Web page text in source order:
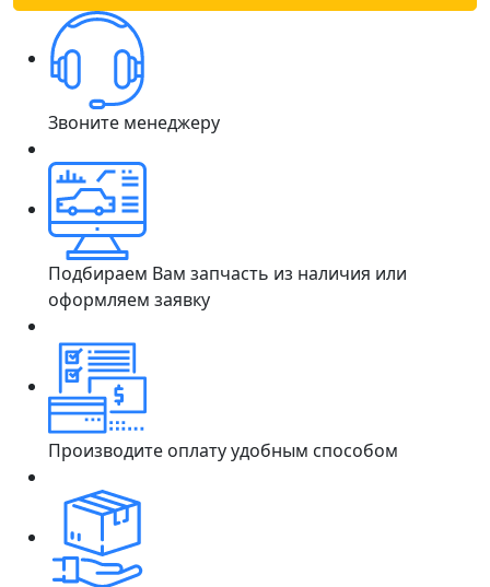
Звоните менеджеру
Подбираем Вам запчасть из наличия или
оформляем заявку
Производите оплату удобным способом